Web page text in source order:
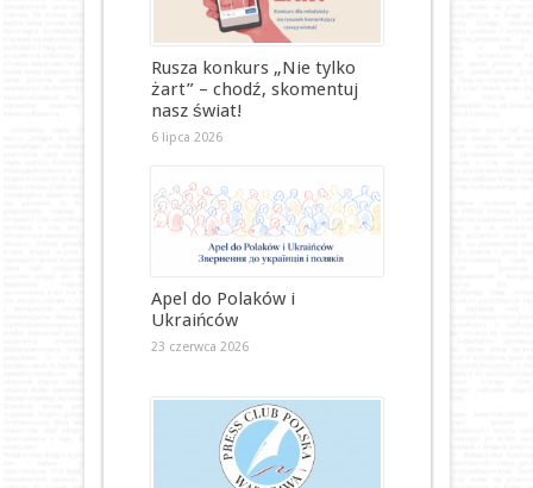
Rusza konkurs „Nie tylko
żart” – chodź, skomentuj
nasz świat!
6 lipca 2026
Apel do Polaków i
Ukraińców
23 czerwca 2026